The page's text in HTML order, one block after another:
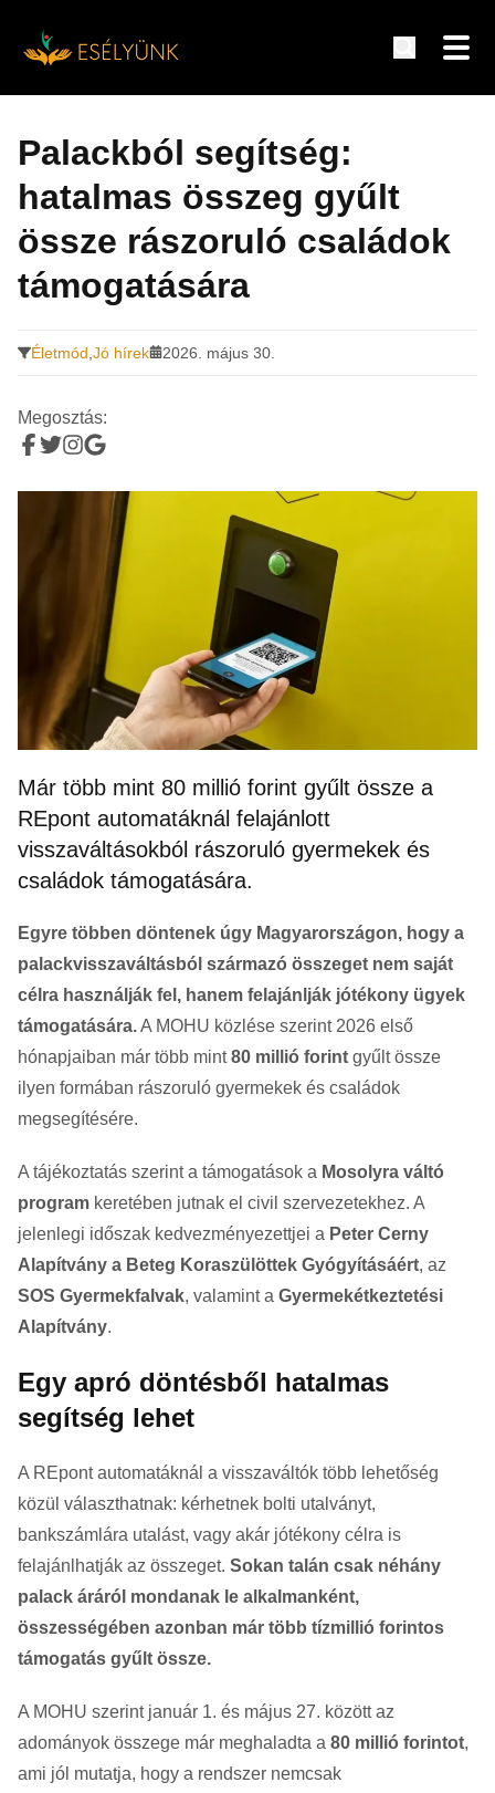
tartalomra
Palackból segítség:
hatalmas összeg gyűlt
össze rászoruló családok
támogatására
Életmód Jó hírek 2026. május 30.
Megosztás:
Már több mint 80 millió forint gyűlt össze a
REpont automatáknál felajánlott
visszaváltásokból rászoruló gyermekek és
családok támogatására.
Egyre többen döntenek úgy Magyarországon, hogy a
palackvisszaváltásból származó összeget nem saját
célra használják fel, hanem felajánlják jótékony ügyek
támogatására.A MOHU közlése szerint 2026 első
hónapjaiban már több mint80 millió forint gyűlt össze
ilyen formában rászoruló gyermekek és családok
megsegítésére.
A tájékoztatás szerint a támogatások a Mosolyra váltó
program keretében jutnak el civil szervezetekhez. A
jelenlegi időszak kedvezményezettjei a Peter Cerny
Alapítvány a Beteg Koraszülöttek Gyógyításáért, az
SOS Gyermekfalvak, valamint a Gyermekétkeztetési
Alapítvány.
Egy apró döntésből hatalmas
segítség lehet
A REpont automatáknál a visszaváltók több lehetőség
közül választhatnak: kérhetnek bolti utalványt,
bankszámlára utalást, vagy akár jótékony célra is
felajánlhatják az összeget. Sokan talán csak néhány
palack áráról mondanak le alkalmanként,
összességében azonban már több tízmillió forintos
támogatás gyűlt össze.
A MOHU szerint január 1. és május 27. között az
adományok összege már meghaladta a 80 millió forintot,
ami jól mutatja, hogy a rendszer nemcsak